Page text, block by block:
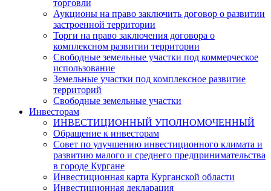
торговли
Аукционы на право заключить договор о развитии
застроенной территории
Торги на право заключения договора о
комплексном развитии территории
Свободные земельные участки под коммерческое
использование
Земельные участки под комплексное развитие
территорий
Свободные земельные участки
Инвесторам
ИНВЕСТИЦИОННЫЙ УПОЛНОМОЧЕННЫЙ
Обращение к инвесторам
Совет по улучшению инвестиционного климата и
развитию малого и среднего предпринимательства
в городе Кургане
Инвестиционная карта Курганской области
Инвестиционная декларация